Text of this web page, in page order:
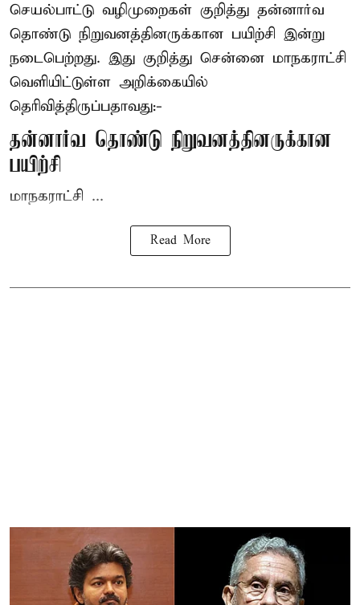
செயல்பாட்டு வழிமுறைகள் குறித்து தன்னார்வ
தொண்டு நிறுவனத்தினருக்கான பயிற்சி இன்று
நடைபெற்றது. இது குறித்து சென்னை மாநகராட்சி
வெளியிட்டுள்ள அறிக்கையில்
தெரிவித்திருப்பதாவது:-
தன்னார்வ தொண்டு நிறுவனத்தினருக்கான
பயிற்சி
மாநகராட்சி ...
Read More